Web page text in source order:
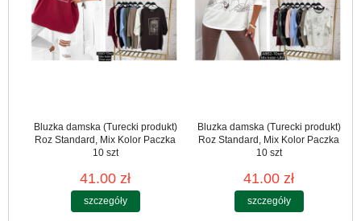
Bluzka damska (Turecki produkt)
Roz Standard, Mix Kolor Paczka
10 szt
41.00 zł
szczegóły
Bluzka damska (Turecki produkt)
Roz Standard, Mix Kolor Paczka
10 szt
41.00 zł
szczegóły